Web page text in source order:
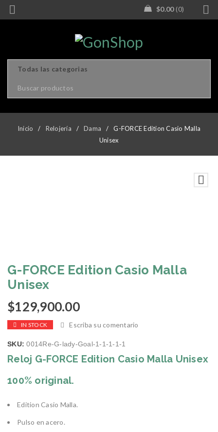
$0.00 0
Inicio / Relojería / Dama /
G-FORCE Edition Casio Malla
Unisex
G-FORCE Edition Casio Malla
Unisex
$129,900.00
IN STOCK Escriba su comentario
SKU:0014Re-G-lady-Goal-1-1-1-1-1
Reloj G-FORCE Edition Casio Malla Unisex
100% original.
Edition Casio Malla.
Pulso en acero.